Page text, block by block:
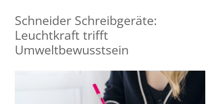
Schneider Schreibgeräte:
Leuchtkraft trifft
Umweltbewusstsein